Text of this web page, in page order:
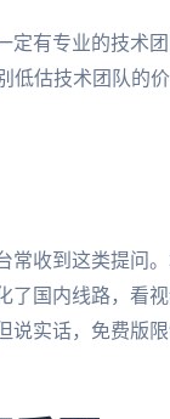
定有专业的技术
低估技术团队的
常收到这类提问
了国内线路，看
说实话，免费版